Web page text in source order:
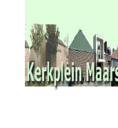
RvKM
Gemeenschappen
Kerkbladen